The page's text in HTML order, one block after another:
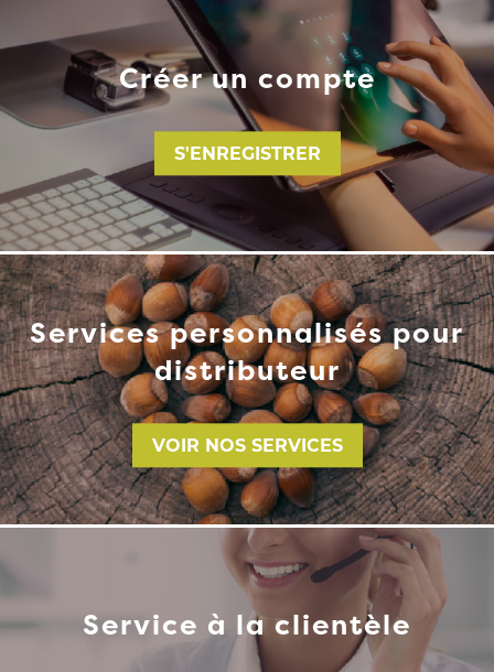
Créer un compte
S'ENREGISTRER
Services personnalisés pour
distributeur
VOIR NOS SERVICES
Service à la clientèle